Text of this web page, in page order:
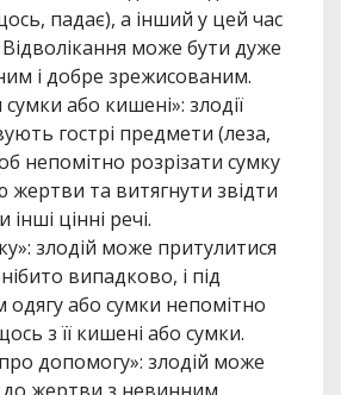
падає), а інший у цей час
Відволікання може бути дуже
і добре зрежисованим.
сумки або кишені»: злодії
гострі предмети (леза,
непомітно розрізати сумку
та витягнути звідти
цінні речі.
злодій може притулитися
випадково, і під
одягу або сумки непомітно
з її кишені або сумки.
допомогу»: злодій може